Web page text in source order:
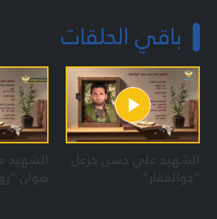
مريم فاضل / ايمان نجم / هناء قصاص / زهرة
هدى رحمي / منى نور الدين / سارة جابر / هيام
هناء قصاص / سهام حيدورة
باقي الحلقات
الشهيد علي حسن خزعل
"ذوالفقار" صوان